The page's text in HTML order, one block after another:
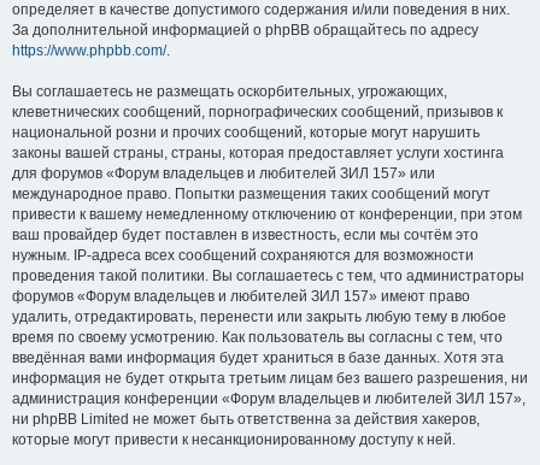
определяет в качестве допустимого содержания и/или поведения в них.
За дополнительной информацией о phpBB обращайтесь по адресу
https://www.phpbb.com/.
Вы соглашаетесь не размещать оскорбительных, угрожающих,
клеветнических сообщений, порнографических сообщений, призывов к
национальной розни и прочих сообщений, которые могут нарушить
законы вашей страны, страны, которая предоставляет услуги хостинга
для форумов «Форум владельцев и любителей ЗИЛ 157» или
международное право. Попытки размещения таких сообщений могут
привести к вашему немедленному отключению от конференции, при этом
ваш провайдер будет поставлен в известность, если мы сочтём это
нужным. IP-адреса всех сообщений сохраняются для возможности
проведения такой политики. Вы соглашаетесь с тем, что администраторы
форумов «Форум владельцев и любителей ЗИЛ 157» имеют право
удалить, отредактировать, перенести или закрыть любую тему в любое
время по своему усмотрению. Как пользователь вы согласны с тем, что
введённая вами информация будет храниться в базе данных. Хотя эта
информация не будет открыта третьим лицам без вашего разрешения, ни
администрация конференции «Форум владельцев и любителей ЗИЛ 157»,
ни phpBB Limited не может быть ответственна за действия хакеров,
которые могут привести к несанкционированному доступу к ней.